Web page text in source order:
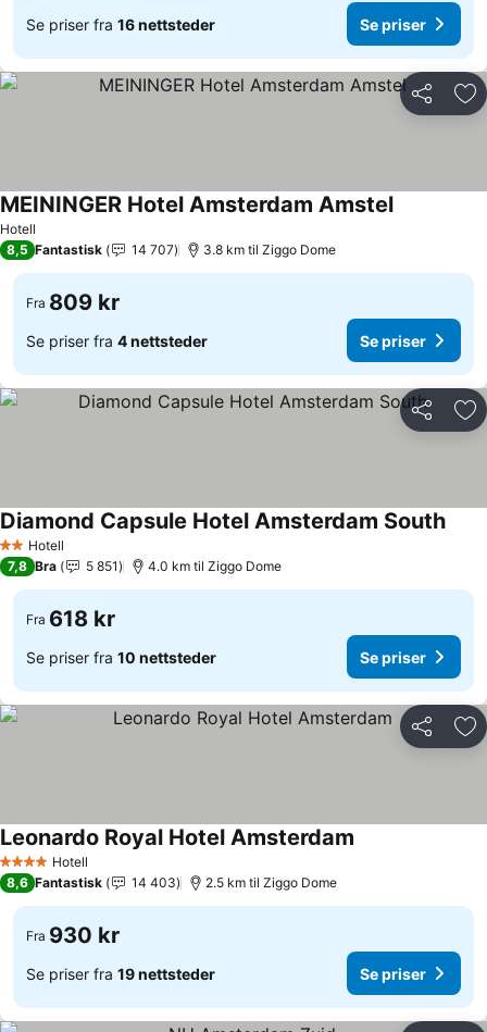
Se priser fra 16 nettsteder Se priser
Del
Hotell
MEININGER Hotel Amsterdam Amstel
8,5 Fantastisk 14 707 3.8 km til Ziggo Dome
Fra 809 kr
Se priser fra 4 nettsteder Se priser
Del
2 Stjerner
Hotell
Diamond Capsule Hotel Amsterdam South
7,8 Bra 5 851 4.0 km til Ziggo Dome
Fra 618 kr
Se priser fra 10 nettsteder Se priser
Del
4 StjernerHotell
Leonardo Royal Hotel Amsterdam
8,6 Fantastisk 14 403 2.5 km til Ziggo Dome
Fra 930 kr
Se priser fra 19 nettsteder Se priser